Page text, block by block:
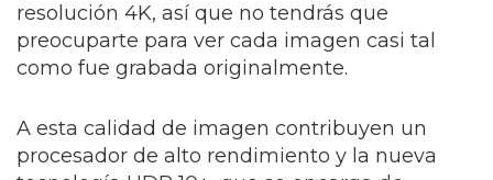
resolución 4K, así que no tendrás que
preocuparte para ver cada imagen casi tal
como fue grabada originalmente.
A esta calidad de imagen contribuyen un
procesador de alto rendimiento y la nueva